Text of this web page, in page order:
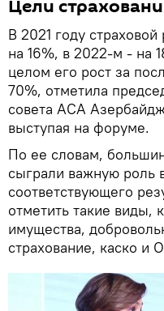
Цели
В 2021 году
на 16%, в 2022-м - на
целом его рост за
70%, отметила
совета АСА
выступая на форуме.
По ее словам,
сыграли важную роль
соответствующего
отметить такие виды,
имущества,
страхование, каско и